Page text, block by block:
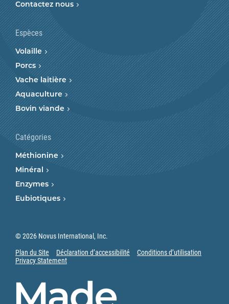
Contactez nous
Espèces
Volaille
Porcs
Vache laitière
Aquaculture
Bovin viande
Catégories
Méthionine
Minéral
Enzymes
Eubiotiques
© 2026 Novus International, Inc.
Plan du Site
Déclaration d’accessibilité
Conditions d’utilisation
Privacy Statement